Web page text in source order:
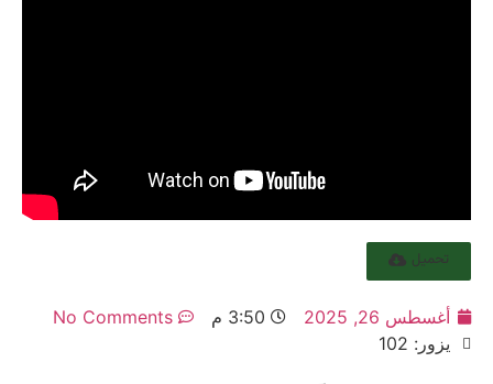
تحميل
أغسطس 26, 2025 3:50 م
No Comments
يزور: 102